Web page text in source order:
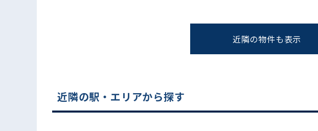
近隣の物件も表示
近隣の駅・エリアから探す